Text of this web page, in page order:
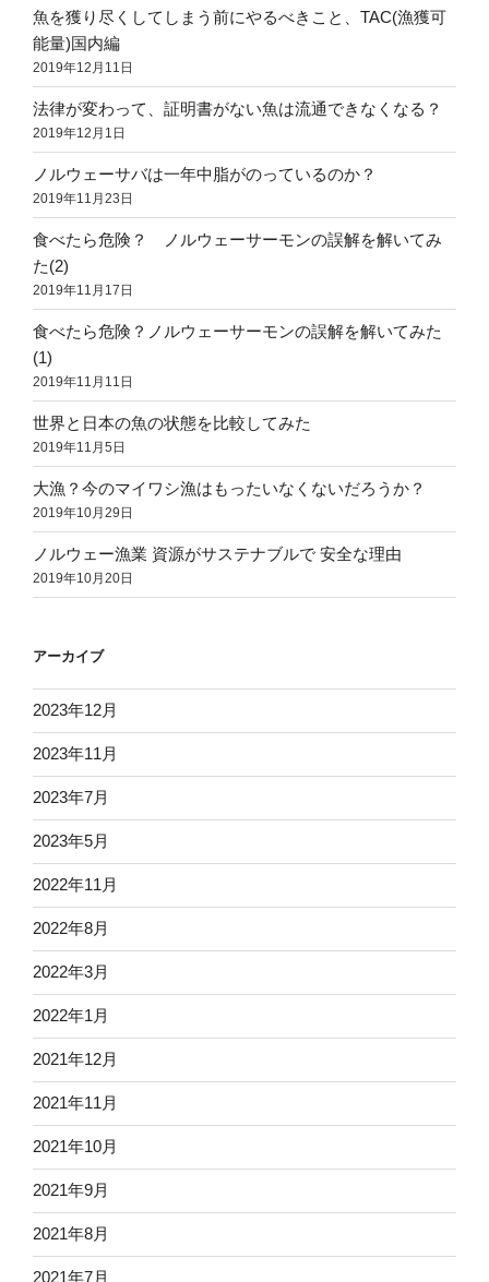
魚を獲り尽くしてしまう前にやるべきこと、TAC(漁獲可
能量)国内編
2019年12月11日
法律が変わって、証明書がない魚は流通できなくなる？
2019年12月1日
ノルウェーサバは一年中脂がのっているのか？
2019年11月23日
食べたら危険？ ノルウェーサーモンの誤解を解いてみ
た(2)
2019年11月17日
食べたら危険？ノルウェーサーモンの誤解を解いてみた
(1)
2019年11月11日
世界と日本の魚の状態を比較してみた
2019年11月5日
大漁？今のマイワシ漁はもったいなくないだろうか？
2019年10月29日
ノルウェー漁業 資源がサステナブルで 安全な理由
2019年10月20日
アーカイブ
2023年12月
2023年11月
2023年7月
2023年5月
2022年11月
2022年8月
2022年3月
2022年1月
2021年12月
2021年11月
2021年10月
2021年9月
2021年8月
2021年7月